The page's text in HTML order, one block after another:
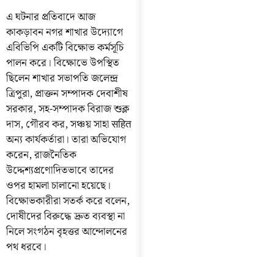
এ ঘটনার প্রতিবাদে আজ
কাকড়াবন নগর শাখার উদ্যোগে
এবিভিপি একটি বিক্ষোভ কর্মসূচি
পালন করে। বিক্ষোভে উপস্থিত
ছিলেন শাখার সভাপতি জলেন্দ্র
ত্রিপুরা, প্রাক্তন সম্পাদক দেবাশীষ
সরকার, সহ-সম্পাদক বিরাজ শুক্ল
দাস, গৌরব কর, সঞ্চয় সাহা सहित
অন্য কার্যকর্তারা। তারা অভিযোগ
করেন, রাজনৈতিক
উদ্দেশ্যপ্রণোদিতভাবে তাদের
ওপর হামলা চালানো হয়েছে।
বিক্ষোভকারীরা সতর্ক করে বলেন,
দোষীদের বিরুদ্ধে দ্রুত ব্যবস্থা না
নিলে সংগঠন বৃহত্তর আন্দোলনের
পথ ধরবে।